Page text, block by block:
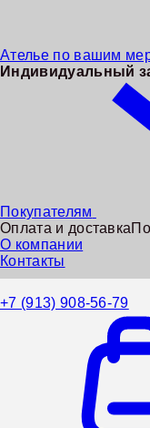
Ателье по вашим
Индивидуальный
Покупателям
Оплата и доставка
О компании
Контакты
+7 (913) 908-56-79